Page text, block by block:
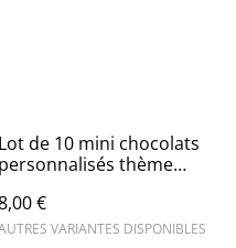
Lot de 10 mini chocolats
personnalisés thème
€
VARIANTES DISPONIBLES